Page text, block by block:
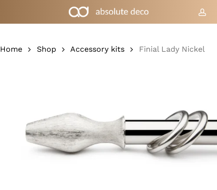
Cart Close
Home Shop Accessory kits Finial Lady Nickel